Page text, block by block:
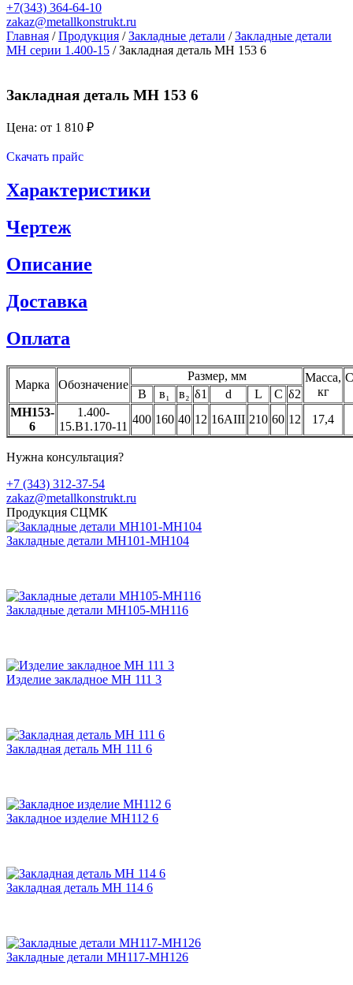
+7(343) 364-64-10
zakaz@metallkonstrukt.ru
Главная / Продукция / Закладные детали / Закладные детали
МН серии 1.400-15 / Закладная деталь МН 153 6
Закладная деталь МН 153 6
Цена: от 1 810 ₽
Скачать прайс
Характеристики
Чертеж
Описание
Доставка
Оплата
Марка Обозначение
Размер, мм
Масса,
кг
В
в₁ в₂ δ1 d L C δ2
МН153-
6
1.400-
15.В1.170-11
400 160 40 12 16АIII 210 60 12 17,4
Нужна консультация?
+7 (343) 312-37-54
zakaz@metallkonstrukt.ru
Продукция СЦМК
Закладные детали МН101-МН104
Закладные детали МН105-МН116
Изделие закладное МН 111 3
Закладная деталь МН 111 6
Закладное изделие МН112 6
Закладная деталь МН 114 6
Закладные детали МН117-МН126